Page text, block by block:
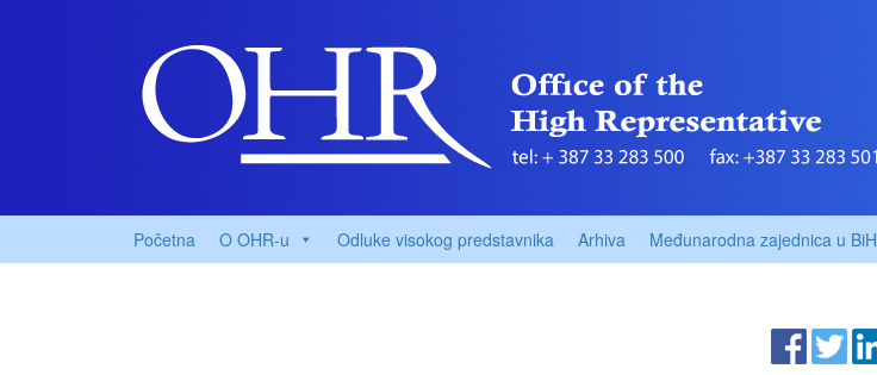
Početna O OHR-u Odluke visokog predstavnika Arhiva Međunarodna zajednica u BiH